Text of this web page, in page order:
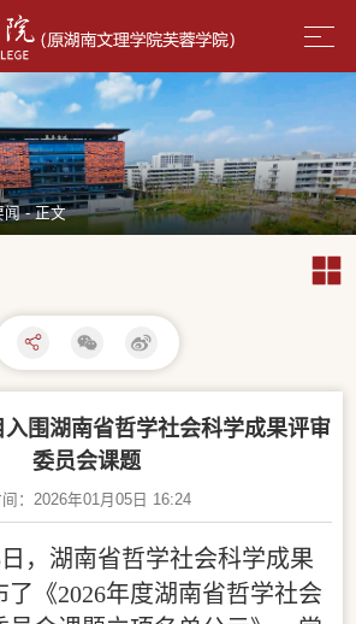
闻-正文
围湖南省哲学社会科学成果评审
委员会课题
间：2026年01月05日 16:24
日，湖南省哲学社会科学成果
《2026年度湖南省哲学社会